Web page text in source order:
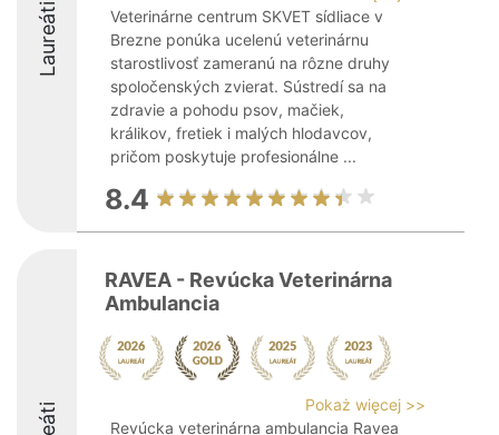
Laureáti
Veterinárne centrum SKVET sídliace v
Brezne ponúka ucelenú veterinárnu
starostlivosť zameranú na rôzne druhy
spoločenských zvierat. Sústredí sa na
zdravie a pohodu psov, mačiek,
králikov, fretiek i malých hlodavcov,
pričom poskytuje profesionálne ...
8.4
RAVEA - Revúcka Veterinárna
Ambulancia
Pokaż więcej >>
Revúcka veterinárna ambulancia Ravea